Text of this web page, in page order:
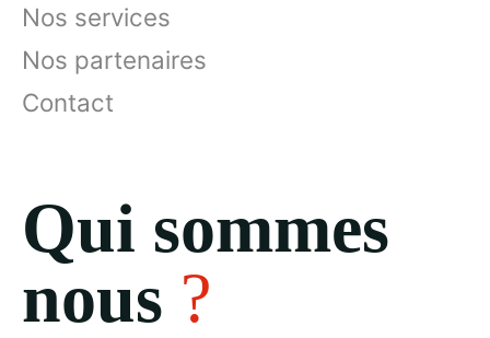
Nos services
Nos partenaires
Contact
Qui sommes
nous ?